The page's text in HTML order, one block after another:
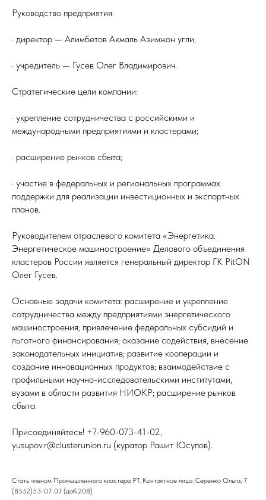
Руководство предприятия:
· директор — Алимбетов Акмаль Азимжон угли;
· учредитель — Гусев Олег Владимирович.
Стратегические цели компании:
· укрепление сотрудничества с российскими и
международными предприятиями и кластерами;
· расширение рынков сбыта;
· участие в федеральных и региональных программах
поддержки для реализации инвестиционных и экспортных
планов.
Руководителем отраслевого комитета «Энергетика.
Энергетическое машиностроение» Делового объединения
кластеров России является генеральный директор ГК PitON
Олег Гусев.
Основные задачи комитета: расширение и укрепление
сотрудничества между предприятиями энергетического
машиностроения; привлечение федеральных субсидий и
льготного финансирования; оказание содействия, внесение
законодательных инициатив; развитие кооперации и
создание инновационных продуктов; взаимодействие с
профильными научно-исследовательскими институтами,
вузами в области развития НИОКР; расширение рынков
сбыта.
Присоединяйтесь! ‪+7-960-073-41-02,
yusupov.r@clusterunion.ru (куратор Рашит Юсупов).
Стать членом Промышленного кластера РТ. Контактное лицо: Серенко Ольга, 7
(8552)53-07-07 (доб.208)